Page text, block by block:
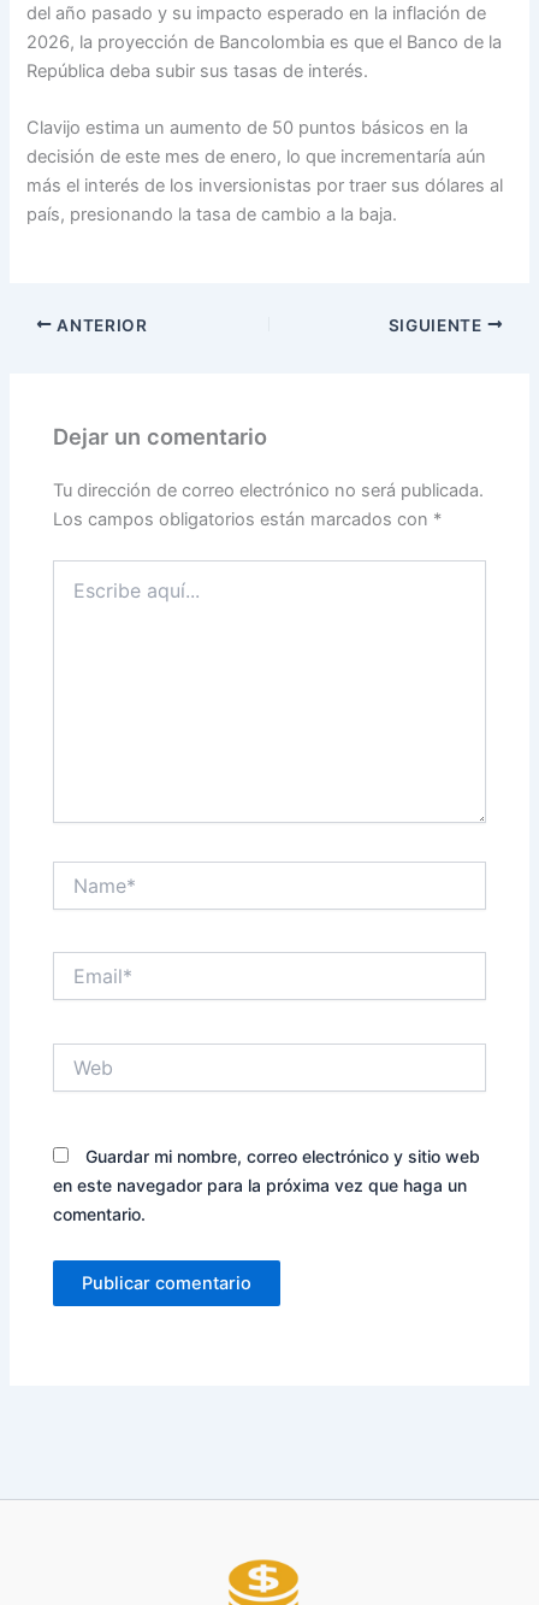
del año pasado y su impacto esperado en la inflación de
2026, la proyección de Bancolombia es que el Banco de la
República deba subir sus tasas de interés.
Clavijo estima un aumento de 50 puntos básicos en la
decisión de este mes de enero, lo que incrementaría aún
más el interés de los inversionistas por traer sus dólares al
país, presionando la tasa de cambio a la baja.
ANTERIOR SIGUIENTE
Dejar un comentario
Tu dirección de correo electrónico no será publicada.
Los campos obligatorios están marcados con *
aquí...
Guardar mi nombre, correo electrónico y sitio web
en este navegador para la próxima vez que haga un
comentario.